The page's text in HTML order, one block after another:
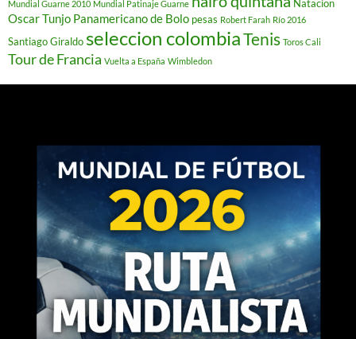
Mundial Guarne 2010 Mundial Patinaje Guarne Natacion
Oscar Tunjo Panamericano de Bolo pesas Robert Farah Río 2016
Santiago Giraldo seleccion colombiaTenis Toros Cali
Tour de Francia Vuelta a España Wimbledon